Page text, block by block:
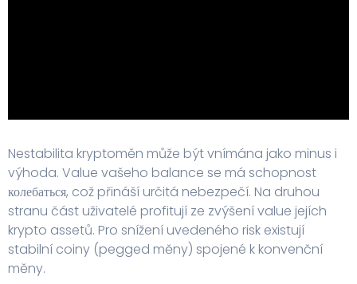
Nestabilita kryptoměn může být vnímána jako minus i
výhoda. Value vašeho balance se má schopnost
колебаться, což přináší určitá nebezpečí. Na druhou
stranu část uživatelé profitují ze zvýšení value jejích
krypto assetů. Pro snížení uvedeného risk existují
stabilní coiny (pegged měny) spojené k konvenční
měny.